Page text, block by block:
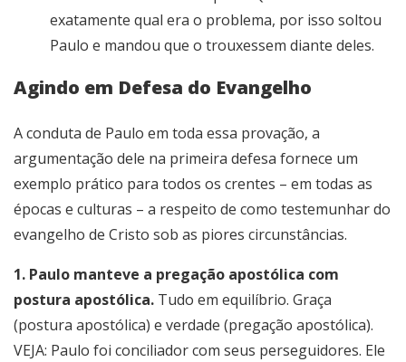
exatamente qual era o problema, por isso soltou
Paulo e mandou que o trouxessem diante deles.
Agindo em Defesa do Evangelho
A conduta de Paulo em toda essa provação, a
argumentação dele na primeira defesa fornece um
exemplo prático para todos os crentes – em todas as
épocas e culturas – a respeito de como testemunhar do
evangelho de Cristo sob as piores circunstâncias.
1. Paulo manteve a pregação apostólica com
postura apostólica. Tudo em equilíbrio. Graça
(postura apostólica) e verdade (pregação apostólica).
VEJA: Paulo foi conciliador com seus perseguidores. Ele